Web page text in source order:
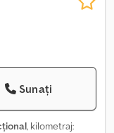
Sunați
, kilometraj: